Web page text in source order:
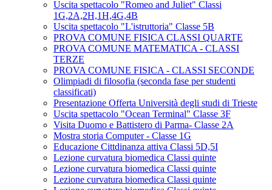
Uscita spettacolo "Romeo and Juliet" Classi
1G,2A,2H,1H,4G,4B
Uscita spettacolo "L'istruttoria" Classe 5B
PROVA COMUNE FISICA CLASSI QUARTE
PROVA COMUNE MATEMATICA - CLASSI
TERZE
PROVA COMUNE FISICA - CLASSI SECONDE
Olimpiadi di filosofia (seconda fase per studenti
classificati)
Presentazione Offerta Università degli studi di Trieste
Uscita spettacolo "Ocean Terminal" Classe 3F
Visita Duomo e Battistero di Parma- Classe 2A
Mostra storia Computer - Classe 1G
Educazione Cittdinanza attiva Classi 5D,5I
Lezione curvatura biomedica Classi quinte
Lezione curvatura biomedica Classi quinte
Lezione curvatura biomedica Classi quinte